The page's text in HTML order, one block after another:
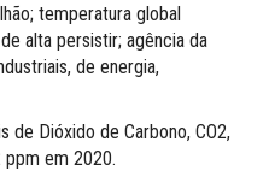
temperatura global
alta persistir; agência da
de energia,
de Dióxido de Carbono, CO2,
ppm em 2020.